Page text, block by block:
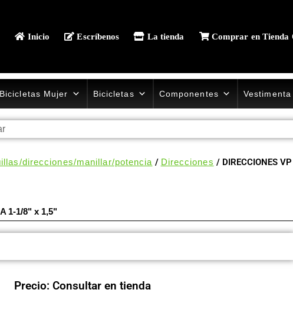
Inicio Escríbenos La tienda Comprar en Tienda
Bicicletas Mujer Bicicletas Componentes Vestimenta
direcciones/manillar/potencia / Direcciones / DIRECCIONES VP
1-1/8" x 1,5"
Precio: Consultar en tienda